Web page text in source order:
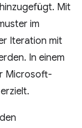
Mit
im
Iteration mit
In einem
Microsoft-